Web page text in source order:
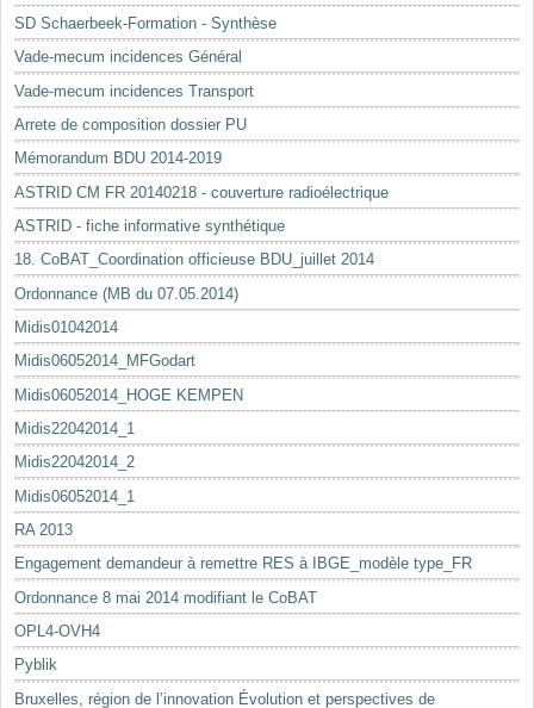
SD Schaerbeek-Formation - Synthèse
Vade-mecum incidences Général
Vade-mecum incidences Transport
Arrete de composition dossier PU
Mémorandum BDU 2014-2019
ASTRID CM FR 20140218 - couverture radioélectrique
ASTRID - fiche informative synthétique
18. CoBAT_Coordination officieuse BDU_juillet 2014
Ordonnance (MB du 07.05.2014)
Midis01042014
Midis06052014_MFGodart
Midis06052014_HOGE KEMPEN
Midis22042014_1
Midis22042014_2
Midis06052014_1
RA 2013
Engagement demandeur à remettre RES à IBGE_modèle type_FR
Ordonnance 8 mai 2014 modifiant le CoBAT
OPL4-OVH4
Pyblik
Bruxelles, région de l’innovation Évolution et perspectives de